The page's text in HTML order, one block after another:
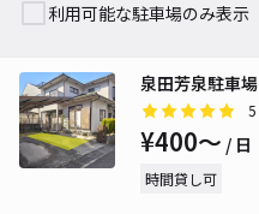
利用可能な駐車場のみ表示
泉田芳泉駐車場
5
¥400〜 / 日
時間貸し可